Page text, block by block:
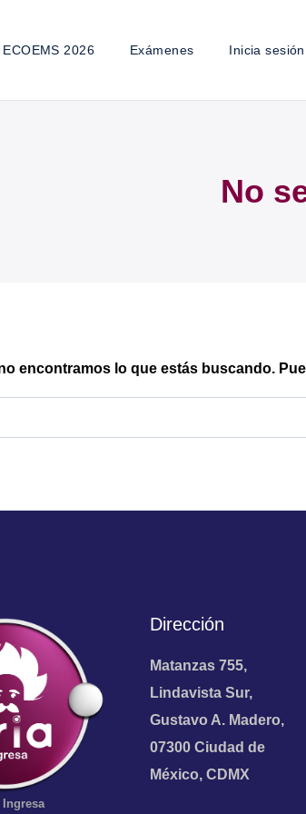
ECOEMS 2026 Exámenes Inicia sesión
No
encontramos lo que estás buscando.
Ingresa
Dirección
Matanzas 755,
Lindavista Sur,
Gustavo A. Madero,
07300 Ciudad de
México, CDMX